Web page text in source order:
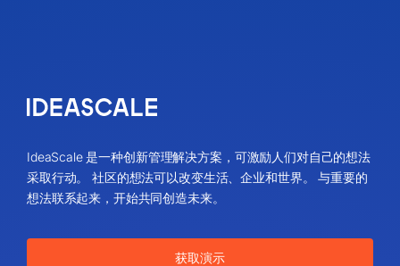
IdeaScale 是一种创新管理解决方案，可激励人们对自己的想法
采取行动。 社区的想法可以改变生活、企业和世界。 与重要的
想法联系起来，开始共同创造未来。
获取演示